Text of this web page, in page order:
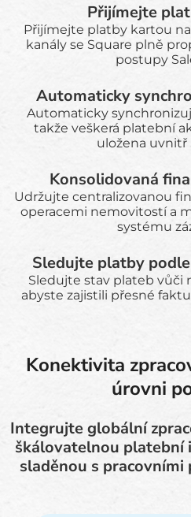
Přijímejte
Přijímejte platby kartou
kanály se Square plně
postupy
Automaticky
Automaticky
takže veškerá platební
uložena uvnitř
Konsolidovaná
Udržujte centralizovanou
operacemi nemovitostí a
systému
Sledujte platby
Sledujte stav plateb vůči
abyste zajistili přesné
Konektivita
úrovni
Integrujte globální
škálovatelnou
sladěnou s pracovními